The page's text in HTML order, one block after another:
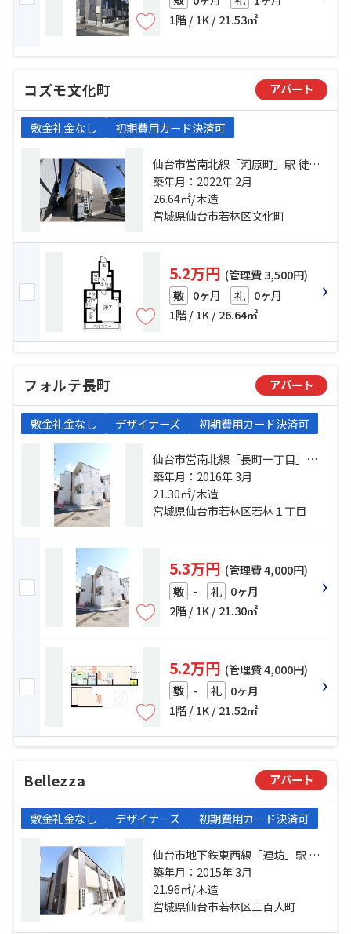
1階 / 1K / 21.53㎡
コズモ文化町 アパート
敷金礼金なし 初期費用カード決済可
仙台市営南北線「河原町」駅 徒歩
14分 仙台市地下鉄東西線「連坊」
駅 徒歩15分 仙台市営南北線「長町
一丁目」駅 徒歩20分
築年月：2022年 2月
26.64㎡/木造
宮城県仙台市若林区文化町
5.2万円 (管理費 3,500円)
敷 0ヶ月 礼 0ヶ月
1階 / 1K / 26.64㎡
フォルテ長町 アパート
敷金礼金なし デザイナーズ 初期費用カード決済可
仙台市営南北線「長町一丁目」
駅 徒歩8分 仙台市営南北線「河原
町」駅 徒歩11分 常磐線「長町」
駅 徒歩17分
築年月：2016年 3月
21.30㎡/木造
宮城県仙台市若林区若林１丁目
5.3万円 (管理費 4,000円)
敷 - 礼 0ヶ月
2階 / 1K / 21.30㎡
5.2万円 (管理費 4,000円)
敷 - 礼 0ヶ月
1階 / 1K / 21.52㎡
Bellezza アパート
敷金礼金なし デザイナーズ 初期費用カード決済可
仙台市地下鉄東西線「連坊」駅 徒
歩8分 仙台市営南北線「河原町」
駅 徒歩11分 仙台市営南北線「愛宕
橋」駅 徒歩14分
築年月：2015年 3月
21.96㎡/木造
宮城県仙台市若林区三百人町